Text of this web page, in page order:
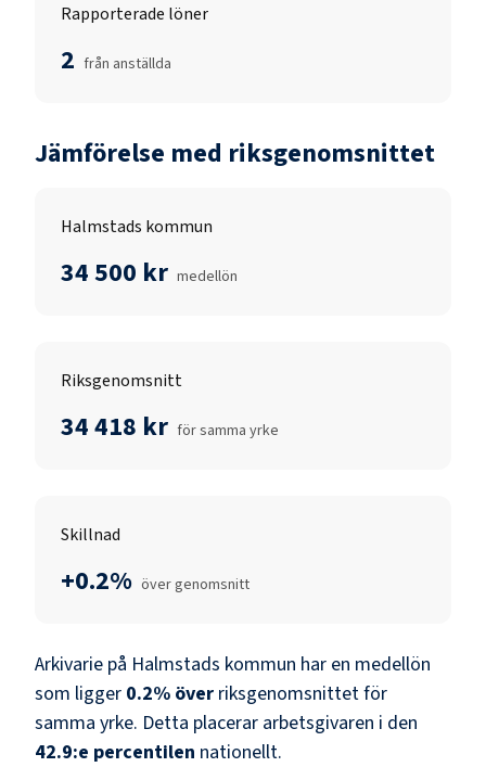
Rapporterade löner
2 från anställda
Jämförelse med riksgenomsnittet
Halmstads kommun
34 500 kr medellön
Riksgenomsnitt
34 418 kr för samma yrke
Skillnad
+0.2% över genomsnitt
Arkivarie på Halmstads kommun har en medellön
som ligger 0.2% över riksgenomsnittet för
samma yrke. Detta placerar arbetsgivaren i den
42.9:e percentilen nationellt.